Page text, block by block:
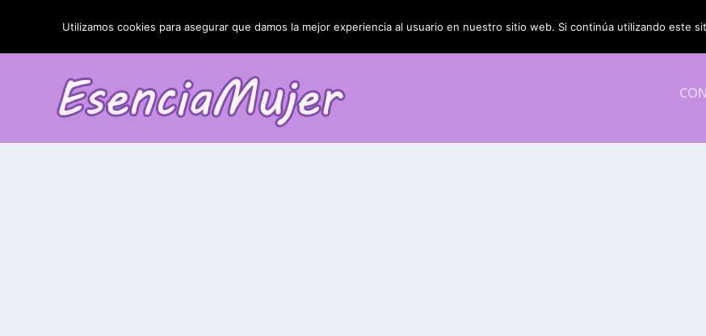
TENDENCIAS: La blefaroplastia y sus resultados
Utilizamos cookies para asegurar que damos la mejor experiencia al usuario en nuestro sitio web. Si continúa utilizando este